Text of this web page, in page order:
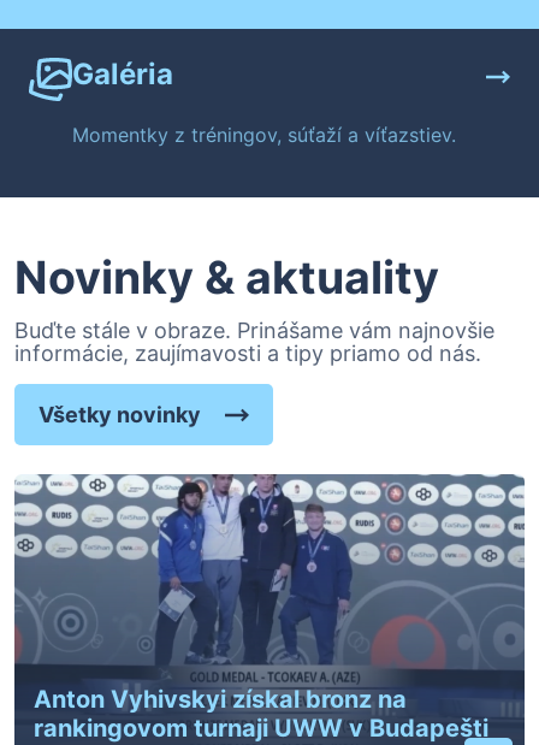
Galéria
Momentky z tréningov, súťaží a víťazstiev.
Novinky & aktuality
Buďte stále v obraze. Prinášame vám najnovšie
informácie, zaujímavosti a tipy priamo od nás.
Všetky novinky
Anton Vyhivskyi získal bronz na
rankingovom turnaji UWW v Budapešti